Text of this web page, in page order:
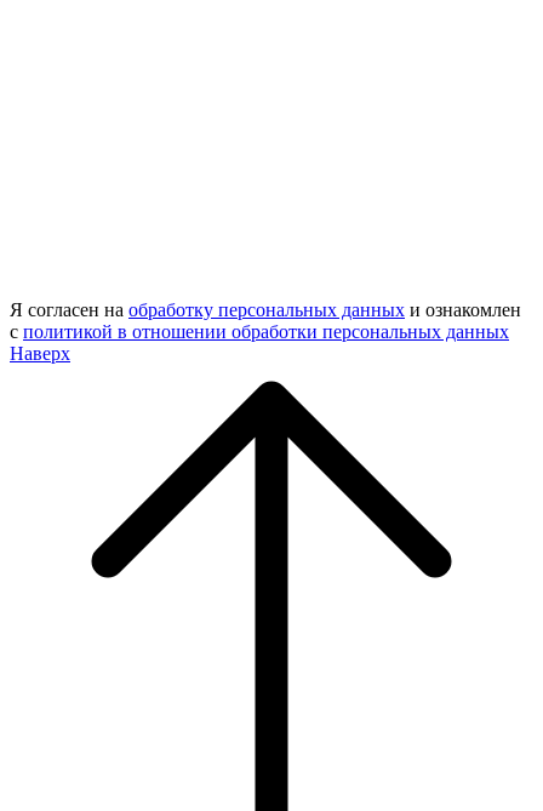
Я согласен на обработку персональных данных и ознакомлен
с политикой в отношении обработки персональных данных
Наверх